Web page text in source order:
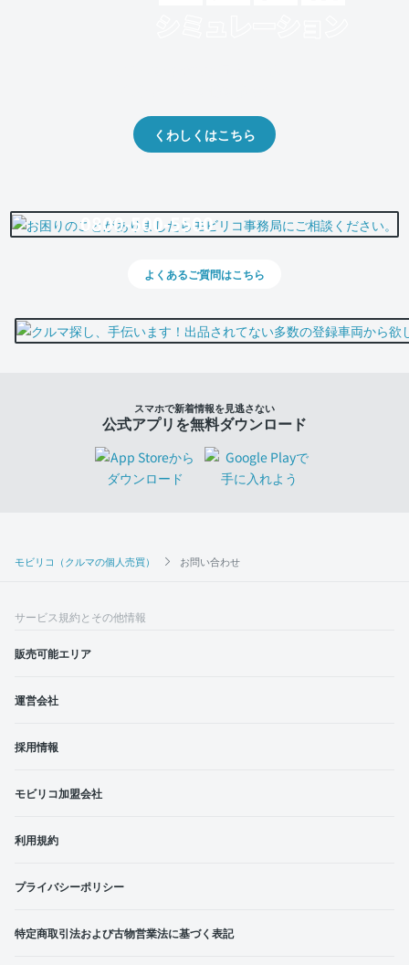
モビリコ（クルマの個人売買） お問い合わせ
くわしくはこちら
0800-500-5500
よくあるご質問はこちら
スマホで新着情報を見逃さない
公式アプリを無料ダウンロード
サービス規約とその他情報
販売可能エリア
運営会社
採用情報
モビリコ加盟会社
利用規約
プライバシーポリシー
特定商取引法および古物営業法に基づく表記